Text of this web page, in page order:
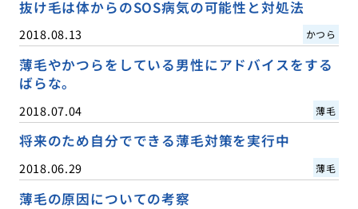
抜け毛は体からのSOS病気の可能性と対処法
2018.08.13 かつら
薄毛やかつらをしている男性にアドバイスをする
ばらな。
2018.07.04 薄毛
将来のため自分でできる薄毛対策を実行中
2018.06.29 薄毛
薄毛の原因についての考察